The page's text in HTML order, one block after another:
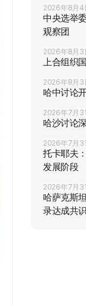
2026年8月4
中央选举
观察团
2026年8月3
上合组织
2026年8月3
哈中讨论
2026年7月
哈沙讨论
2026年7月
托卡耶夫
发展阶段
2026年7月
哈萨克斯
录达成共识